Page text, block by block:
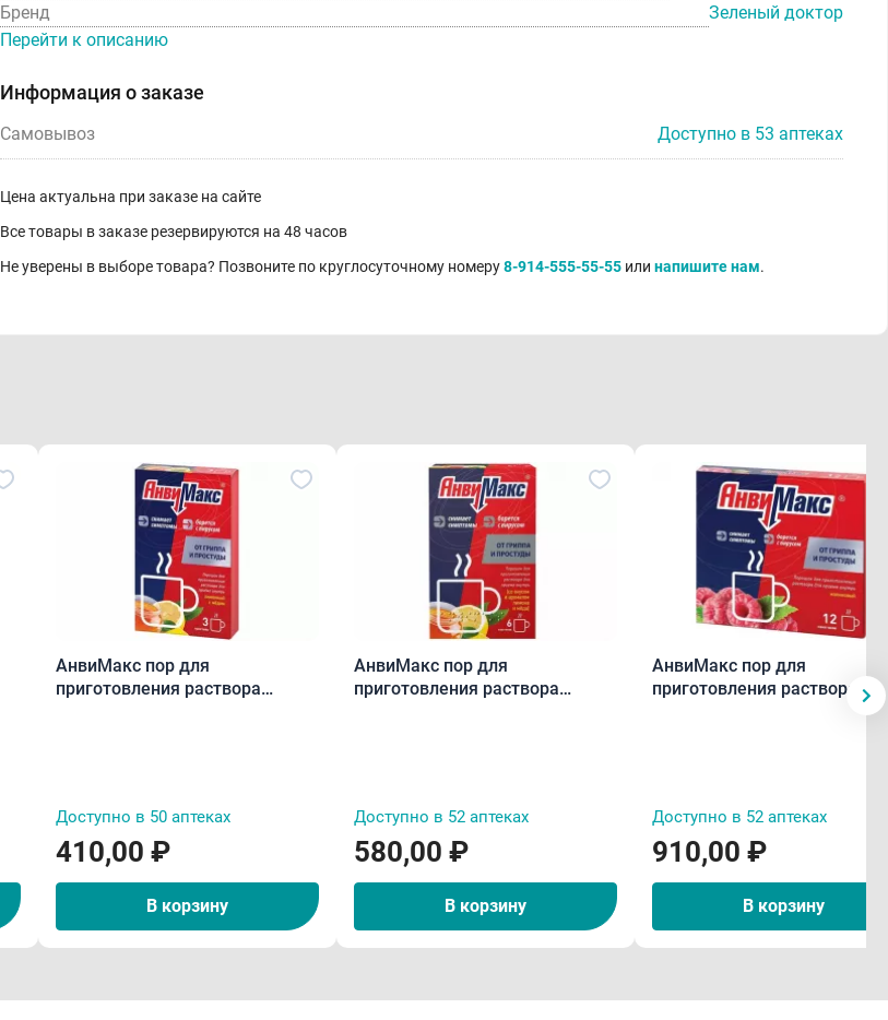
Бренд
Зеленый доктор
Перейти к описанию
Информация о заказе
Самовывоз Доступно в 53 аптеках
Цена актуальна при заказе на сайте
Все товары в заказе резервируются на 48 часов
Не уверены в выборе товара? Позвоните по круглосуточному номеру8-914-555-55-55 или напишите нам.
АнвиМакс пор для
приготовления раствора
Доступно в 50 аптеках
410,00 ₽
В корзину
АнвиМакс пор для
приготовления раствора
Доступно в 52 аптеках
580,00 ₽
В корзину
АнвиМакс пор для
приготовления раствора
Доступно в 52 аптеках
910,00 ₽
В корзину